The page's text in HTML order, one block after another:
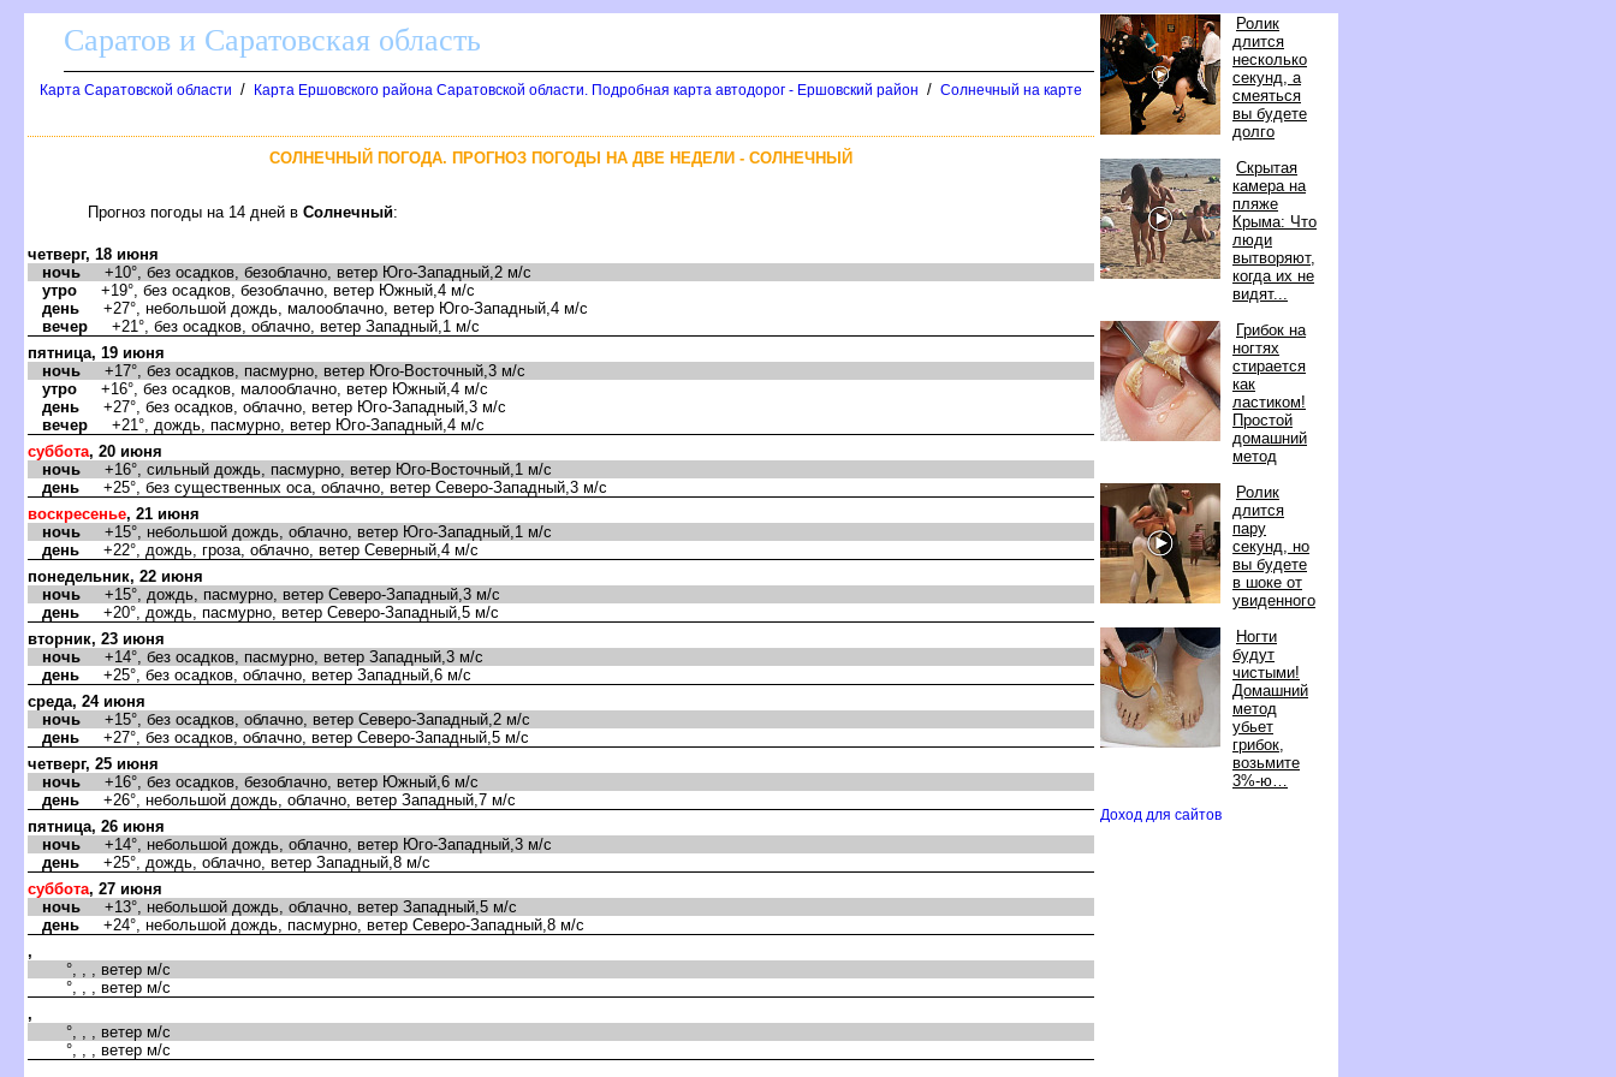
Ролик
длится
несколько
секунд, а
смеяться
ы будете
долго
Скрытая
камера на
пляже
Крыма: Что
люди
ытворяют,
когда их не
идят...
Грибок на
ногтях
стирается
как
ластиком!
Простой
домашний
метод
Ролик
длится
пару
секунд, но
ы будете
шоке от
увиденного
Ногти
удут
чистыми!
Домашний
метод
убьет
рибок,
озьмите
3%-ю
Доход для сайто
Саратов и Саратовская область
Карта Саратовской области / Карта Ершовского района Саратовской области. Подробная карта автодорог - Ершовский район / Солнечный на карте
СОЛНЕЧНЫЙ ПОГОДА. ПРОГНОЗ ПОГОДЫ НА ДВЕ НЕДЕЛИ - СОЛНЕЧНЫЙ
Прогноз погоды на 14 дней Солнечный:
четверг, 18 июня
ночь +10°, без осадков, безоблачно, ветер Юго-Западный,2 м/с
утро +19°, без осадков, безоблачно, ветер Южный,4 м/с
день +27°, небольшой дождь, малооблачно, ветер Юго-Западный,4 м/с
ечер +21°, без осадков, облачно, ветер Западный,1 м/с
пятница, 19 июня
ночь +17°, без осадков, пасмурно, ветер Юго-Восточный,3 м/с
утро +16°, без осадков, малооблачно, ветер Южный,4 м/с
день +27°, без осадков, облачно, ветер Юго-Западный,3 м/с
ечер +21°, дождь, пасмурно, ветер Юго-Западный,4 м/с
суббота, 20 июня
ночь +16°, сильный дождь, пасмурно, ветер Юго-Восточный,1 м/с
день +25°, без существенных оса, облачно, ветер Северо-Западный,3 м/с
оскресенье, 21 июня
ночь +15°, небольшой дождь, облачно, ветер Юго-Западный,1 м/с
день +22°, дождь, гроза, облачно, ветер Северный,4 м/с
понедельник, 22 июня
ночь +15°, дождь, пасмурно, ветер Северо-Западный,3 м/с
день +20°, дождь, пасмурно, ветер Северо-Западный,5 м/с
торник, 23 июня
ночь +14°, без осадков, пасмурно, ветер Западный,3 м/с
день +25°, без осадков, облачно, ветер Западный,6 м/с
среда, 24 июня
ночь +15°, без осадков, облачно, ветер Северо-Западный,2 м/с
день +27°, без осадков, облачно, ветер Северо-Западный,5 м/с
четверг, 25 июня
ночь +16°, без осадков, безоблачно, ветер Южный,6 м/с
день +26°, небольшой дождь, облачно, ветер Западный,7 м/с
пятница, 26 июня
ночь +14°, небольшой дождь, облачно, ветер Юго-Западный,3 м/с
день +25°, дождь, облачно, ветер Западный,8 м/с
суббота, 27 июня
ночь +13°, небольшой дождь, облачно, ветер Западный,5 м/с
день +24°, небольшой дождь, пасмурно, ветер Северо-Западный,8 м/с
,
°, , , ветер м/с
°, , , ветер м/с
,
°, , , ветер м/с
°, , , ветер м/с